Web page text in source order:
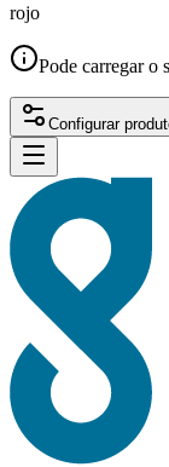
rojo
Pode carregar o
Configurar